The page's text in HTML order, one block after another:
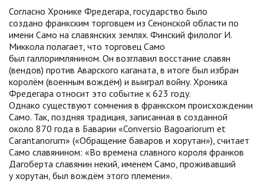
Согласно Хронике Фредегара, государство было
создано франкским торговцем из Сенонской области по
имени Само на славянских землях. Финский филолог И.
Миккола полагает, что торговец Само
был галлоримлянином. Он возглавил восстание славян
(вендов) против Аварского каганата, в итоге был избран
королём (военным вождём) и выиграл войну. Хроника
Фредегара относит это событие к 623 году.
Однако существуют сомнения в франкском происхождении
Само. Так, поздняя традиция, записанная в созданной
около 870 года в Баварии «Conversio Bagoariorum et
Carantanorum» («Обращение баваров и хорутан»), считает
Само славянином: «Во времена славного короля франков
Дагоберта славянин некий, именем Само, проживавший
у хорутан, был вождём этого племени».